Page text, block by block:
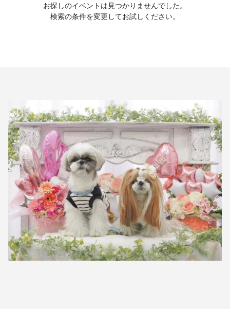
お探しのイベントは見つかりませんでした。
検索の条件を変更してお試しください。